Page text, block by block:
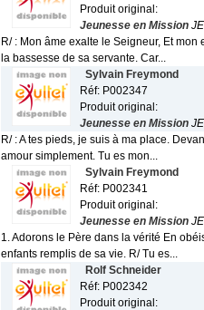
Produit original:
Jeunesse en Mission
R/ : Mon âme exalte le Seigneur, Et
la bassesse de sa servante. Car...
Sylvain Freymond
Réf: P002347
Produit original:
Jeunesse en Mission
R/ : A tes pieds, je suis à ma place.
amour simplement. Tu es mon...
Sylvain Freymond
Réf: P002341
Produit original:
Jeunesse en Mission
1. Adorons le Père dans la vérité En
enfants remplis de sa vie. R/ Tu es...
Rolf Schneider
Réf: P002342
Produit original: